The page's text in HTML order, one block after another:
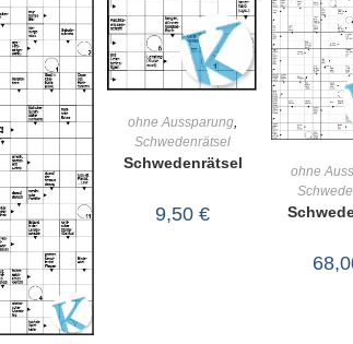
WARENKORB
ohne Aussparung,
Schwedenrätsel
Schwedenrätsel
9,50 €
ohne